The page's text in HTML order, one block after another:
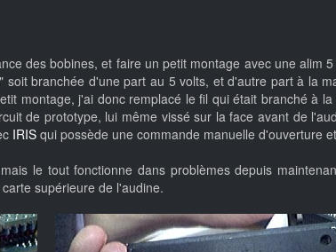
des bobines, et faire un petit montage avec une alim
branchée d'une part au 5 volts, et d'autre part à la
montage, j'ai donc remplacé le fil qui était branché à
de prototype, lui même vissé sur la face avant de
IRIS qui possède une commande manuelle d'ouverture
le tout fonctionne dans problèmes depuis
supérieure de l'audine.